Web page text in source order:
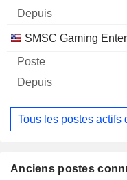
SMSC Gaming
Tous les postes actifs
Anciens postes